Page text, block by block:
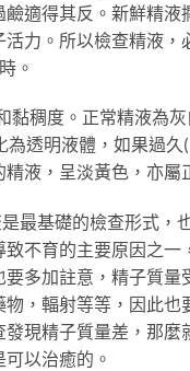
鹼適得其反。新鮮精液
活力。所以檢查精液，
。
黏稠度。正常精液為
為透明液體，如果過
液，呈淡黃色，亦屬
最基礎的檢查形式，
致不育的主要原因之一
要多加註意，精子質量
物，輻射等等，因此也
現精子質量差，那麼
以治癒的。